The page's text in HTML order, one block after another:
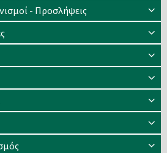
- Προσλήψεις